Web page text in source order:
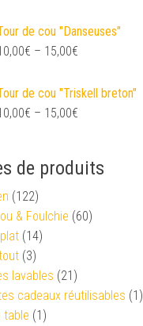
de cou "Danseuses"
€ – 15,00€
de cou "Triskell breton"
€ – 15,00€
de produits
(122)
& Foulchie (60)
(14)
(3)
lavables (21)
cadeaux réutilisables (1)
table (1)